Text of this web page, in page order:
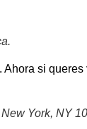
si
New York, NY